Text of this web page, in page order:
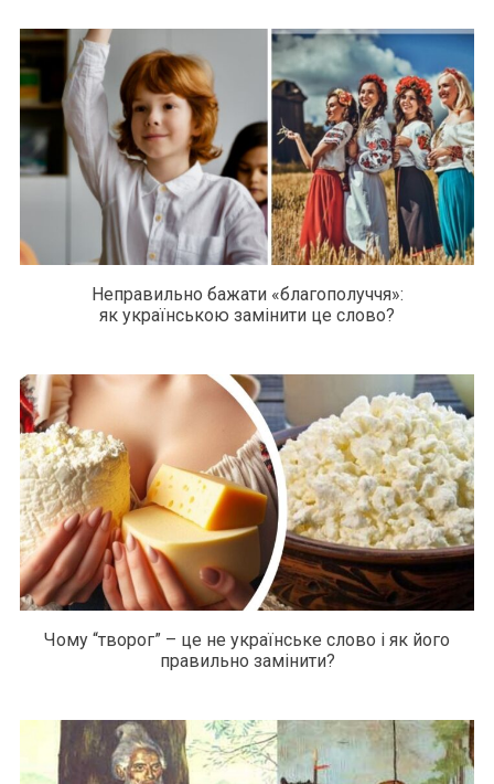
Неправильно бажати «благополуччя»:
як українською замінити це слово?
Чому “творог” – це не українське слово і як його
правильно замінити?